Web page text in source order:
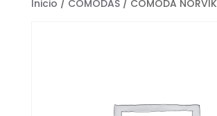
Inicio / CÓMODAS/ CÓMODA NORVIK